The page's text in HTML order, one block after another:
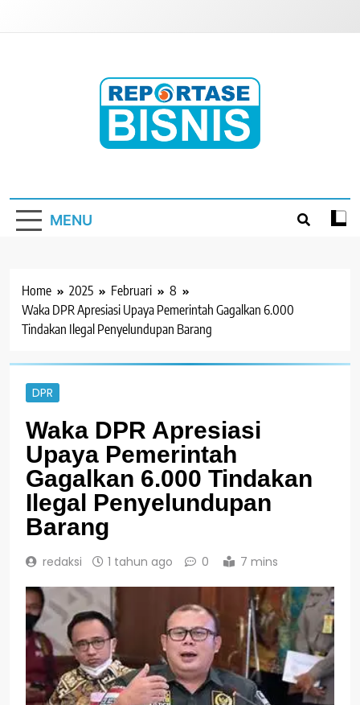
MENU
Home 2025 Februari
8
Waka DPR Apresiasi Upaya Pemerintah Gagalkan 6.000
Tindakan Ilegal Penyelundupan Barang
DPR
Waka DPR Apresiasi
Upaya Pemerintah
Gagalkan 6.000 Tindakan
Ilegal Penyelundupan
Barang
redaksi 1 tahun ago 0 7 mins